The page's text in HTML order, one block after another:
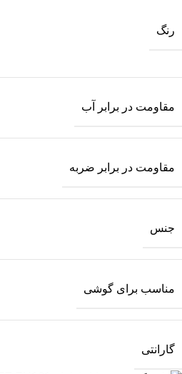
رنگ
مقاومت در برابر آب
مقاومت در برابر ضربه
جنس
مناسب برای گوشی
گارانتی